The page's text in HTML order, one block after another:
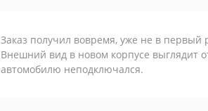
Заказ получил вовремя, уже не в первый
Внешний вид в новом корпусе выглядит
автомобилю неподключался.